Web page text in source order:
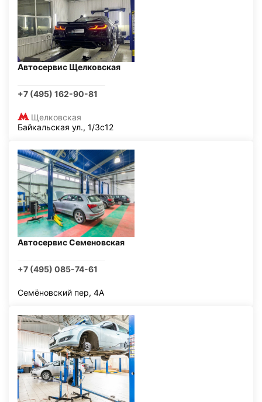
Автосервис Щелковская
+7 (495) 162-90-81
Щелковская
Байкальская ул., 1/3с12
Автосервис Семеновская
+7 (495) 085-74-61
Семёновский пер, 4А